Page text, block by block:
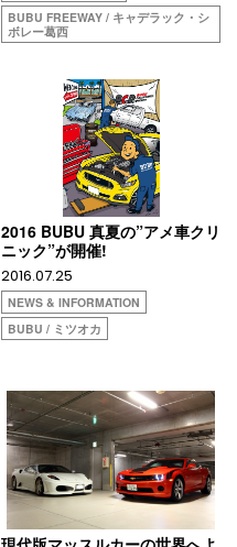
BUBU FREEWAY / キャデラック・シ
ボレー葛西
2016 BUBU 真夏の”アメ車クリ
ニック”が開催!
2016.07.25
NEWS & INFORMATION
BUBU / ミツオカ